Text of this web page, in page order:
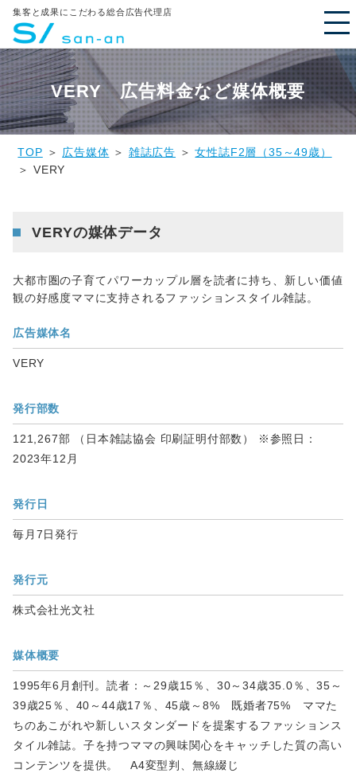
集客と成果にこだわる総合広告代理店
VERY 広告料金など媒体概要
TOP ＞ 広告媒体 ＞ 雑誌広告 ＞女性誌F2層（35～49歳）
＞ VERY
VERYの媒体データ
大都市圏の子育てパワーカップル層を読者に持ち、新しい価値
観の好感度ママに支持されるファッションスタイル雑誌。
広告媒体名
VERY
発行部数
121,267部 （日本雑誌協会 印刷証明付部数） ※参照日：
2023年12月
発行日
毎月7日発行
発行元
株式会社光文社
媒体概要
1995年6月創刊。読者：～29歳15％、30～34歳35.0％、35～
39歳25％、40～44歳17％、45歳～8% 既婚者75% ママた
ちのあこがれや新しいスタンダードを提案するファッションス
タイル雑誌。子を持つママの興味関心をキャッチした質の高い
コンテンツを提供。 A4変型判、無線綴じ